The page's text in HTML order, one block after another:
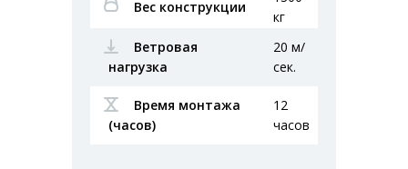
Вес конструкции
кг
Ветровая
нагрузка
20 м/
сек.
Время монтажа
(часов)
12
часов